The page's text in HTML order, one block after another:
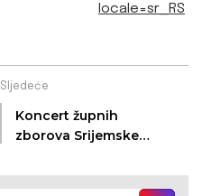
locale=sr_RS
Sljedeće
Koncert župnih
zborova Srijemske